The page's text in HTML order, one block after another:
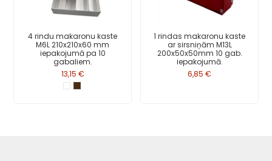
4 rindu makaronu kaste
M6L 210x210x60 mm
iepakojumā pa 10
gabaliem.
13,15 €
1 rindas makaronu kaste
ar sirsniņām M13L
200x50x50mm 10 gab.
iepakojumā.
6,85 €